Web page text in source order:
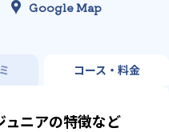
Google Map
コース・料金
ュニアの特徴など